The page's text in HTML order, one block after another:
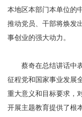
本地区本部门本单位的
推动党员、干部将焕发
事创业的强大动力。
蔡奇在总结讲话中表
征程党和国家事业发展
重大意义和目标要求，
开展主题教育提供了根